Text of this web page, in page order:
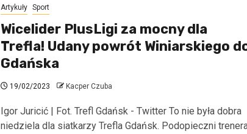
Artykuły Sport
Wicelider PlusLigi za mocny dla
Trefla! Udany powrót Winiarskiego
Gdańska
19/02/2023 Kacper Czuba
Igor Juricić | Fot. Trefl Gdańsk - Twitter To nie była dobra
niedziela dla siatkarzy Trefla Gdańsk. Podopieczni